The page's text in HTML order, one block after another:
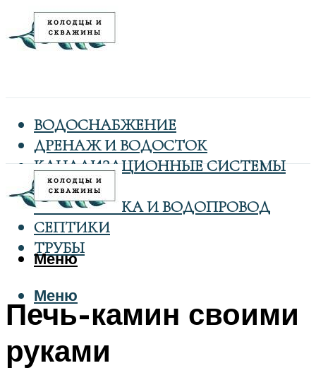
ВОДОСНАБЖЕНИЕ
ДРЕНАЖ И ВОДОСТОК
КАНАЛИЗАЦИОННЫЕ СИСТЕМЫ
КОЛОДЦЫ
САНТЕХНИКА И ВОДОПРОВОД
СЕПТИКИ
ТРУБЫ
Меню
Меню
Печь-камин своими
руками